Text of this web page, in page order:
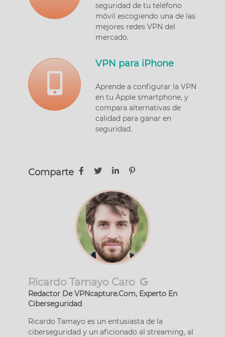
seguridad de tu teléfono
móvil escogiendo una de las
mejores redes VPN del
mercado.
VPN para iPhone
Aprende a configurar la VPN
en tu Apple smartphone, y
compara alternativas de
calidad para ganar en
seguridad.
Comparte
Ricardo Tamayo Caro
Redactor De VPNcapture.Com, Experto En
Ciberseguridad
Ricardo Tamayo es un entusiasta de la
ciberseguridad y un aficionado al streaming, al